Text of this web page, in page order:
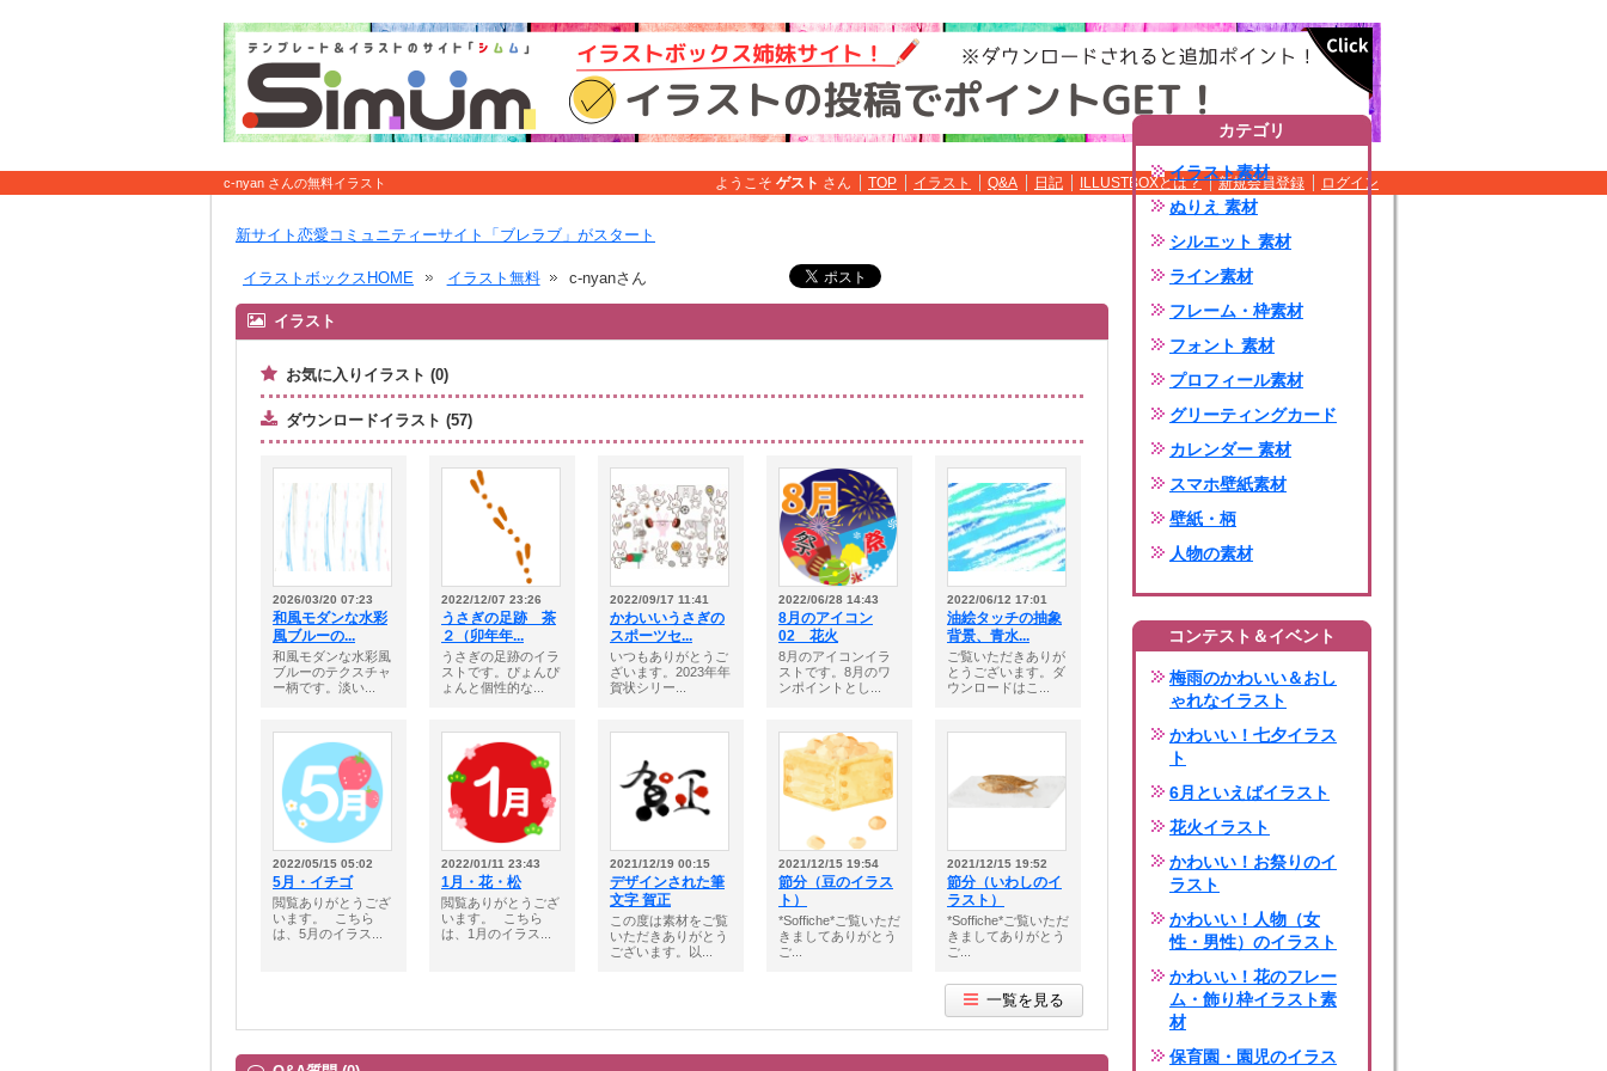
c-nyan さんの無料イラスト ようこそ ゲスト さん TOP イラスト Q&A 日記 ILLUSTBOXとは？ 新規会員登録 ログイン
新サイト恋愛コミュニティーサイト「ブレラブ」がスタート
イラストボックスHOME イラスト無料 c-nyanさん
イラスト
お気に入りイラスト (0)
ダウンロードイラスト (57)
2026/03/20 07:23
和風モダンな水彩
風ブルーの...
和風モダンな水彩風
ブルーのテクスチャ
ー柄です。淡い...
2022/12/07 23:26
うさぎの足跡 茶
２（卯年年...
うさぎの足跡のイラ
ストです。ぴょんぴ
ょんと個性的な...
2022/09/17 11:41
かわいいうさぎの
スポーツセ...
いつもありがとうご
ざいます。2023年年
賀状シリー...
2022/06/28 14:43
8月のアイコン
02 花火
8月のアイコンイラ
ストです。8月のワ
ンポイントとし...
2022/06/12 17:01
油絵タッチの抽象
背景、青水...
ご覧いただきありが
とうございます。ダ
ウンロードはこ...
2022/05/15 05:02
5月・イチゴ
閲覧ありがとうござ
います。⠀こちら
は、5月のイラス...
2022/01/11 23:43
1月・花・松
閲覧ありがとうござ
います。⠀こちら
は、1月のイラス...
2021/12/19 00:15
デザインされた筆
文字 賀正
この度は素材をご覧
いただきありがとう
ございます。以...
2021/12/15 19:54
節分（豆のイラス
ト）
*Soffiche*ご覧いただ
きましてありがとう
ご...
2021/12/15 19:52
節分（いわしのイ
ラスト）
*Soffiche*ご覧いただ
きましてありがとう
ご...
一覧を見る
カテゴリ
イラスト素材
ぬりえ 素材
シルエット 素材
ライン素材
フレーム・枠素材
フォント 素材
プロフィール素材
グリーティングカード
カレンダー 素材
スマホ壁紙素材
壁紙・柄
人物の素材
コンテスト＆イベント
梅雨のかわいい＆おし
ゃれなイラスト
かわいい！七夕イラス
ト
6月といえばイラスト
花火イラスト
かわいい！お祭りのイ
ラスト
かわいい！人物（女
性・男性）のイラスト
かわいい！花のフレー
ム・飾り枠イラスト素
材
保育園・園児のイラス